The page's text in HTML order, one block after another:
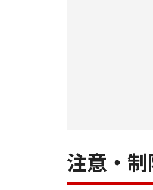
You
must
You
You
do so.
3.
注意・